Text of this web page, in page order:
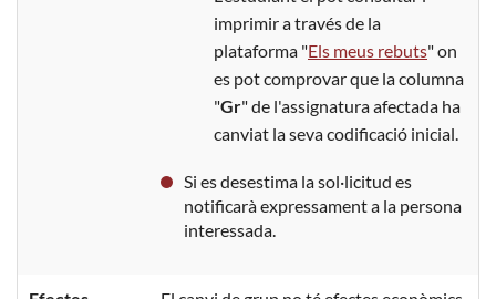
imprimir a través de la
plataforma "Els meus rebuts" on
es pot comprovar que la columna
"Gr" de l'assignatura afectada ha
canviat la seva codificació inicial.
Si es desestima la sol·licitud es
notificarà expressament a la persona
interessada.